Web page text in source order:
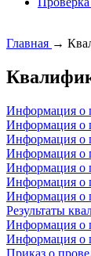
Главная →
Информация о
Информация о
Информация о
Информация о
Информация о
Информация о
Информация о
Результаты
Информация о
Информация о